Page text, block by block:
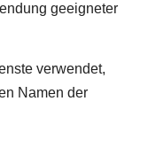
geeigneter
verwendet,
Namen der